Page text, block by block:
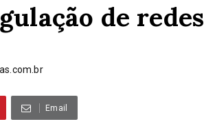
de redes
Email